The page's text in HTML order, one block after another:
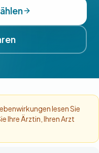
lesen Sie
Ihre Ärztin, Ihren Arzt